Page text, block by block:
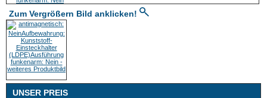
Zum Vergrößern Bild anklicken!
UNSER PREIS